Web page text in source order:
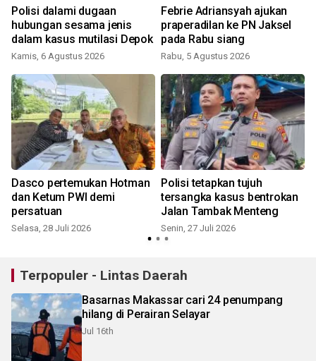
Polisi dalami dugaan
hubungan sesama jenis
dalam kasus mutilasi Depok
Kamis, 6 Agustus 2026
Febrie Adriansyah ajukan
praperadilan ke PN Jaksel
pada Rabu siang
Rabu, 5 Agustus 2026
Dasco pertemukan Hotman
dan Ketum PWI demi
persatuan
Selasa, 28 Juli 2026
Polisi tetapkan tujuh
tersangka kasus bentrokan
Jalan Tambak Menteng
Senin, 27 Juli 2026
Terpopuler - Lintas Daerah
Basarnas Makassar cari 24 penumpang
hilang di Perairan Selayar
Jul 16th